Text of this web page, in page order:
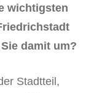
wichtigsten
damit um?
Stadtteil,